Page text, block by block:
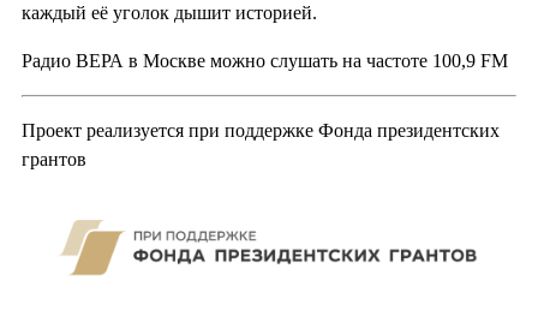
каждый её уголок дышит историей.
Радио ВЕРА в Москве можно слушать на частоте 100,9 FM
Проект реализуется при поддержке Фонда президентских
грантов